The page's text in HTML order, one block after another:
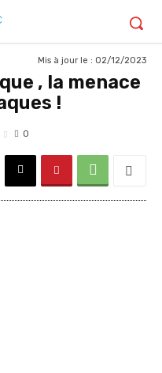
Mis à jour le : 02/12/2023
, la menace
!
0